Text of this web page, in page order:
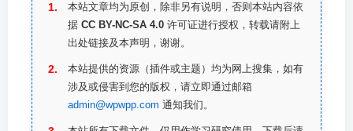
本站文章均为原创，除非另有说明，否则本站内容依
据 CC BY-NC-SA 4.0 许可证进行授权，转载请附上
出处链接及本声明，谢谢。
本站提供的资源（插件或主题）均为网上搜集，如有
涉及或侵害到您的版权，请立即通过邮箱
admin@wpwpp.com 通知我们。